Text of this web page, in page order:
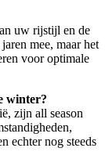
uw rijstijl en de
mee, maar het
voor optimale
winter?
zijn all season
echter nog steeds